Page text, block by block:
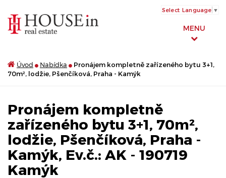
MENU
Select Language ▼
Úvod Nabídka
Pronájem kompletně zařízeného bytu 3+1,
70m², lodžie, Pšenčíková, Praha - Kamýk
Pronájem kompletně
zařízeného bytu 3+1, 70m²,
lodžie, Pšenčíková, Praha -
Kamýk, Ev.č.: AK - 190719
Kamýk